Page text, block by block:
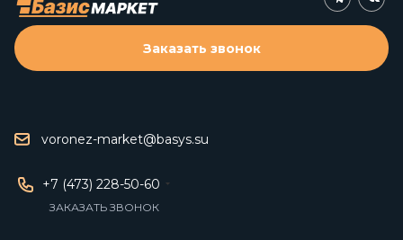
voronez-market@basys.su
+7 (473) 228-50-60
ЗАКАЗАТЬ ЗВОНОК
Заказать звонок